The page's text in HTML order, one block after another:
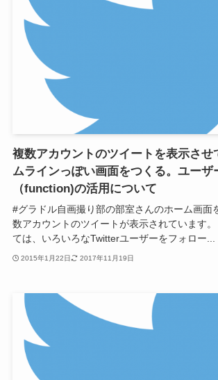
複数アカウントのツイートを表示さ
ムラインっぽい画面をつくる。ユーザ
（function)の活用について
#グラドル自画撮り部の部室さんのホーム画面
数アカウントのツイートが表示されています
ては、いろいろなTwitterユーザーをフォロー...
2015年1月22日 2017年11月19日